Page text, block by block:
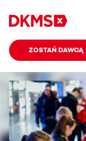
ZOSTAŃ DAWCĄ